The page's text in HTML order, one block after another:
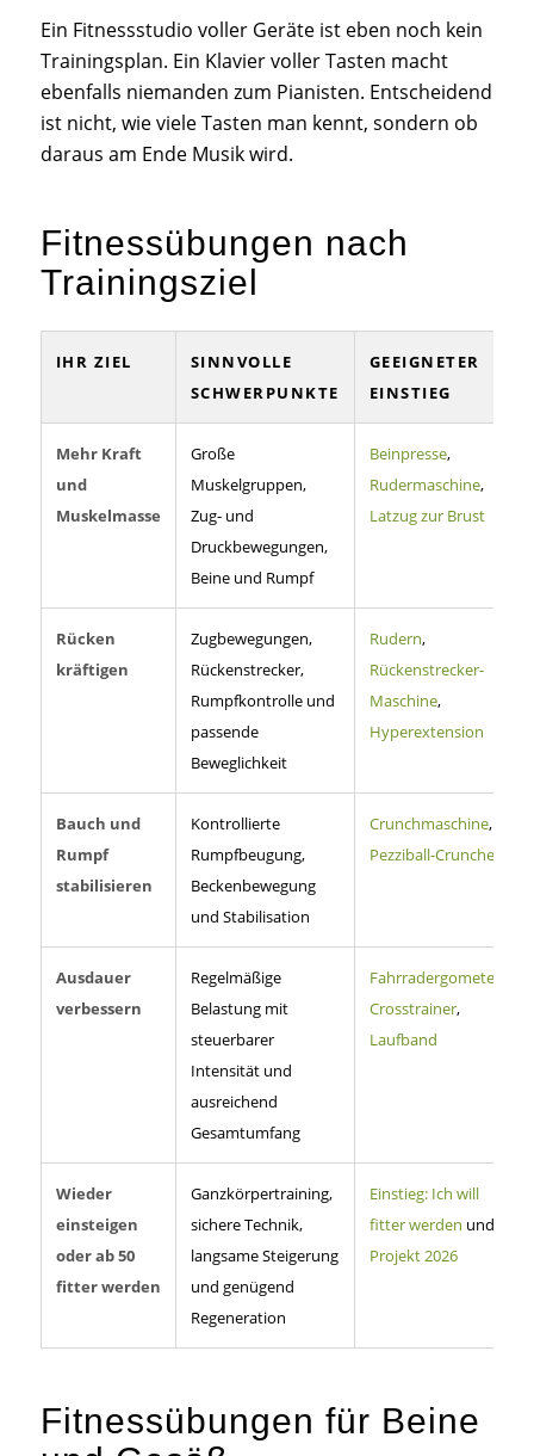
Ein Fitnessstudio voller Geräte ist eben noch kein
Trainingsplan. Ein Klavier voller Tasten macht
ebenfalls niemanden zum Pianisten. Entscheidend
ist nicht, wie viele Tasten man kennt, sondern ob
daraus am Ende Musik wird.
Fitnessübungen nach
Trainingsziel
IHR ZIEL
SINNVOLLE
SCHWERPUNKTE
GEEIGNETER
EINSTIEG
Mehr Kraft
und
Muskelmasse
Große
Muskelgruppen,
Zug- und
Druckbewegungen,
Beine und Rumpf
Beinpresse,
Rudermaschine,
Latzug zur Brust
Rücken
kräftigen
Zugbewegungen,
Rückenstrecker,
Rumpfkontrolle und
passende
Beweglichkeit
Rudern,
Rückenstrecker-
Maschine,
Hyperextension
Bauch und
Rumpf
stabilisieren
Kontrollierte
Rumpfbeugung,
Beckenbewegung
und Stabilisation
Crunchmaschine,
Pezziball-Crunches
Ausdauer
verbessern
Regelmäßige
Belastung mit
steuerbarer
Intensität und
ausreichend
Gesamtumfang
Fahrradergometer
Crosstrainer,
Laufband
Wieder
einsteigen
oder ab 50
fitter werden
Ganzkörpertraining,
sichere Technik,
langsame Steigerung
und genügend
Regeneration
Einstieg: Ich will
fitter werden und
Projekt 2026
Fitnessübungen für Beine